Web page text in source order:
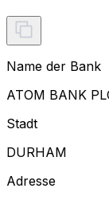
Name der Bank
ATOM BANK
Stadt
DURHAM
Adresse